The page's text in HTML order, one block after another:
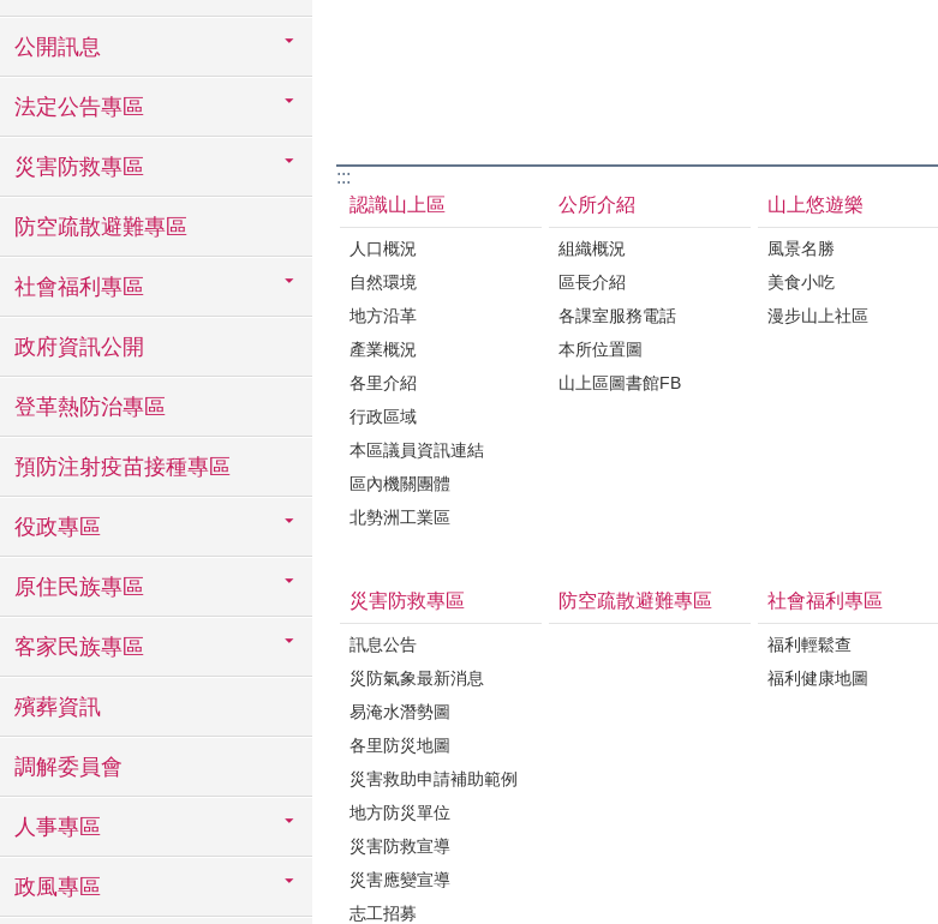
公開訊息
法定公告專區
災害防救專區
防空疏散避難專區
社會福利專區
政府資訊公開
登革熱防治專區
預防注射疫苗接種專區
役政專區
原住民族專區
客家民族專區
殯葬資訊
調解委員會
人事專區
政風專區
:::
認識山上區
人口概況
自然環境
地方沿革
產業概況
各里介紹
行政區域
本區議員資訊連結
區內機關團體
北勢洲工業區
公所介紹
組織概況
區長介紹
各課室服務電話
本所位置圖
山上區圖書館FB
山上悠遊樂
風景名勝
美食小吃
漫步山上社區
災害防救專區
訊息公告
災防氣象最新消息
易淹水潛勢圖
各里防災地圖
災害救助申請補助範例
地方防災單位
災害防救宣導
災害應變宣導
志工招募
防空疏散避難專區 社會福利專區
福利輕鬆查
福利健康地圖